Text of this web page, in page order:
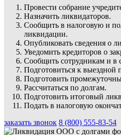
Провести собрание
Назначить ликвидаторов.
Сообщить в налоговую и
ликвидации.
Опубликовать сведения о
Уведомить кредиторов о
Сообщить сотрудникам и в
Подготовиться к выездной
Подготовить
Рассчитаться по долгам.
Подготовить итоговый
Подать в налоговую
заказать звонок 8 (800) 555-83-54